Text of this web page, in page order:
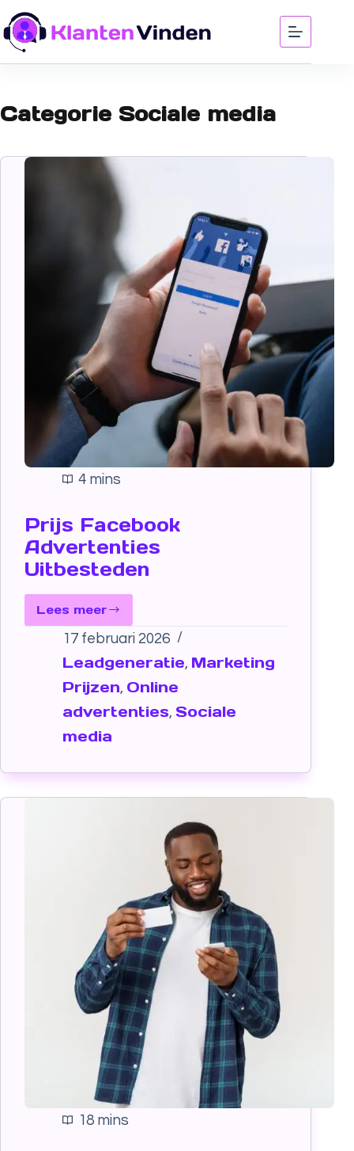
Categorie Sociale media
4 mins
Prijs Facebook
Advertenties
Uitbesteden
Lees meer
17 februari 2026
Leadgeneratie, Marketing
Prijzen, Online
advertenties, Sociale
media
18 mins